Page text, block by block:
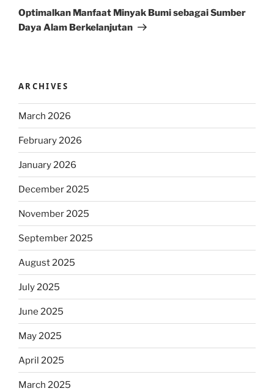
Post
Optimalkan Manfaat Minyak Bumi sebagai Sumber
Daya Alam Berkelanjutan
ARCHIVES
March 2026
February 2026
January 2026
December 2025
November 2025
September 2025
August 2025
July 2025
June 2025
May 2025
April 2025
March 2025